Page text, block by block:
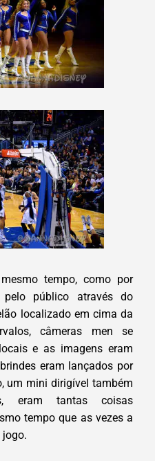
tempo, como por
pelo público através do
localizado em cima da
câmeras men se
e as imagens eram
eram lançados por
um mini dirigível também
eram tantas coisas
tempo que as vezes a
jogo.